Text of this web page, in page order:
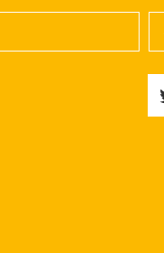
Twitter